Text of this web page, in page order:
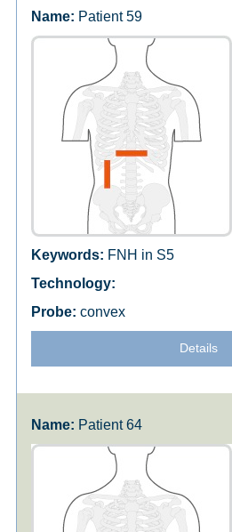
Patient 59
FNH in S5
convex
Details
Patient 64